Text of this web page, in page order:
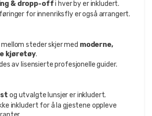
& dropp-offi hver by er inkludert.
for innenriksfly er også arrangert.
steder skjer med moderne,
kjøretøy.
av lisensierte profesjonelle guider.
og utvalgte lunsjer er inkludert.
inkludert for å la gjestene oppleve